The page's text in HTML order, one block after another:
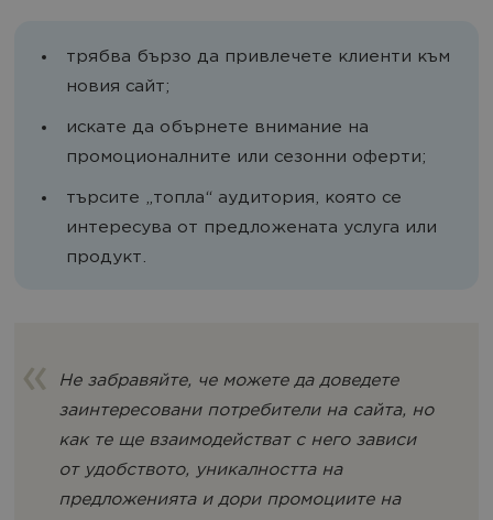
трябва бързо да привлечете клиенти към
новия сайт;
искате да обърнете внимание на
промоционалните или сезонни оферти;
търсите „топла“ аудитория, която се
интересува от предложената услуга или
продукт.
Не забравяйте, че можете да доведете
заинтересовани потребители на сайта, но
как те ще взаимодействат с него зависи
от удобството, уникалността на
предложенията и дори промоциите на